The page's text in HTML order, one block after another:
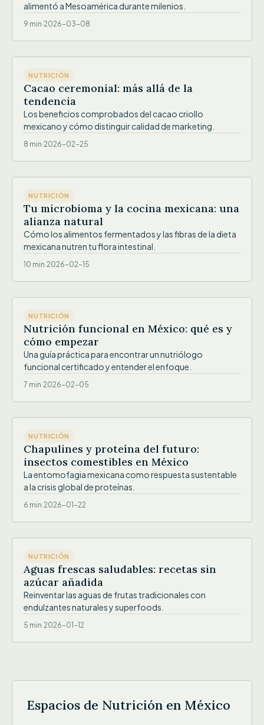
alimentó a Mesoamérica durante milenios.
9 min·2026-03-08
NUTRICIÓN
Cacao ceremonial: más allá de la
tendencia
Los beneficios comprobados del cacao criollo
mexicano y cómo distinguir calidad de marketing.
8 min·2026-02-25
NUTRICIÓN
Tu microbioma y la cocina mexicana: una
alianza natural
Cómo los alimentos fermentados y las fibras de la dieta
mexicana nutren tu flora intestinal.
10 min·2026-02-15
NUTRICIÓN
Nutrición funcional en México: qué es y
cómo empezar
Una guía práctica para encontrar un nutriólogo
funcional certificado y entender el enfoque.
7 min·2026-02-05
NUTRICIÓN
Chapulines y proteína del futuro:
insectos comestibles en México
La entomofagia mexicana como respuesta sustentable
a la crisis global de proteínas.
6 min·2026-01-22
NUTRICIÓN
Aguas frescas saludables: recetas sin
azúcar añadida
Reinventar las aguas de frutas tradicionales con
endulzantes naturales y superfoods.
5 min·2026-01-12
Espacios de Nutrición en México